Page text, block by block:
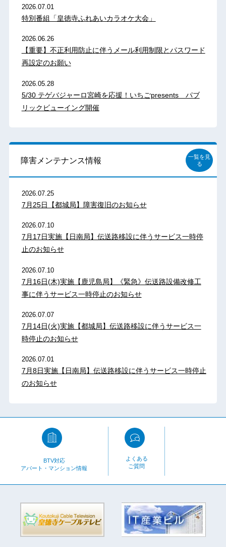
2026.07.01
特別番組「皇徳寺ふれあいカラオケ大会」
2026.06.26
【重要】不正利用防止に伴うメール利用制限とパスワード
再設定のお願い
2026.05.28
5/30 テゲバジャーロ宮崎を応援！いちごpresents パブ
リックビューイング開催
障害メンテナンス情報
一覧を見
る
2026.07.25
7月25日【都城局】障害復旧のお知らせ
2026.07.10
7月17日実施【日南局】伝送路移設に伴うサービス一時停
止のお知らせ
2026.07.10
7月16日(木)実施【鹿児島局】《緊急》伝送路設備改修工
事に伴うサービス一時停止のお知らせ
2026.07.07
7月14日(火)実施【都城局】伝送路移設に伴うサービス一
時停止のお知らせ
2026.07.01
7月8日実施【日南局】伝送路移設に伴うサービス一時停止
のお知らせ
BTV対応
アパート・マンション情報
よくある
ご質問